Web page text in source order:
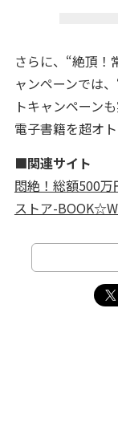
さらに、“絶頂！
ャンペーンでは
トキャンペーンも
電子書籍を超オ
■関連サイト
悶絶！総額500
ストア-